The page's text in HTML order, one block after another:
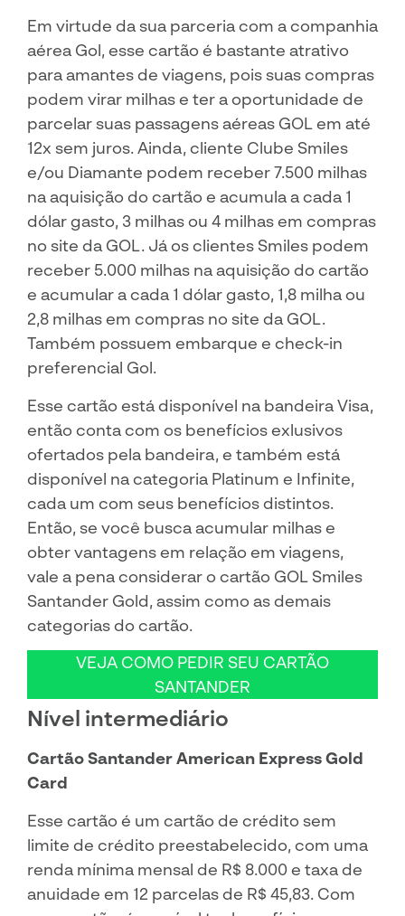
Em virtude da sua parceria com a companhia
aérea Gol, esse cartão é bastante atrativo
para amantes de viagens, pois suas compras
podem virar milhas e ter a oportunidade de
parcelar suas passagens aéreas GOL em até
12x sem juros. Ainda, cliente Clube Smiles
e/ou Diamante podem receber 7.500 milhas
na aquisição do cartão e acumula a cada 1
dólar gasto, 3 milhas ou 4 milhas em compras
no site da GOL. Já os clientes Smiles podem
receber 5.000 milhas na aquisição do cartão
e acumular a cada 1 dólar gasto, 1,8 milha ou
2,8 milhas em compras no site da GOL.
Também possuem embarque e check-in
preferencial Gol.
Esse cartão está disponível na bandeira Visa,
então conta com os benefícios exlusivos
ofertados pela bandeira, e também está
disponível na categoria Platinum e Infinite,
cada um com seus benefícios distintos.
Então, se você busca acumular milhas e
obter vantagens em relação em viagens,
vale a pena considerar o cartão GOL Smiles
Santander Gold, assim como as demais
categorias do cartão.
VEJA COMO PEDIR SEU CARTÃO
SANTANDER
Nível intermediário
Cartão Santander American Express Gold
Card
Esse cartão é um cartão de crédito sem
limite de crédito preestabelecido, com uma
renda mínima mensal de R$ 8.000 e taxa de
anuidade em 12 parcelas de R$ 45,83. Com